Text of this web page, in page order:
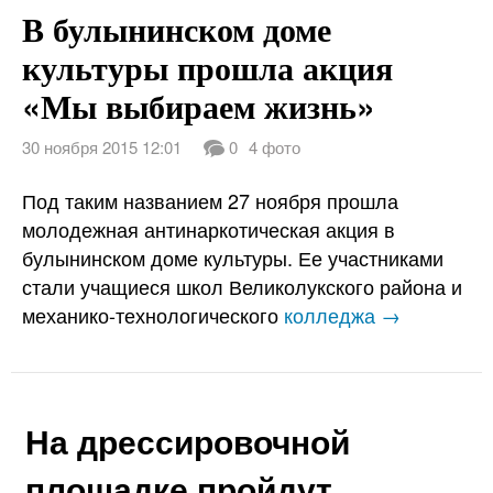
В булынинском доме
культуры прошла акция
«Мы выбираем жизнь»
30 ноября 2015 12:01 0 4 фото
Под таким названием 27 ноября прошла
молодежная антинаркотическая акция в
булынинском доме культуры. Ее участниками
стали учащиеся школ Великолукского района и
механико-технологического колледжа →
На дрессировочной